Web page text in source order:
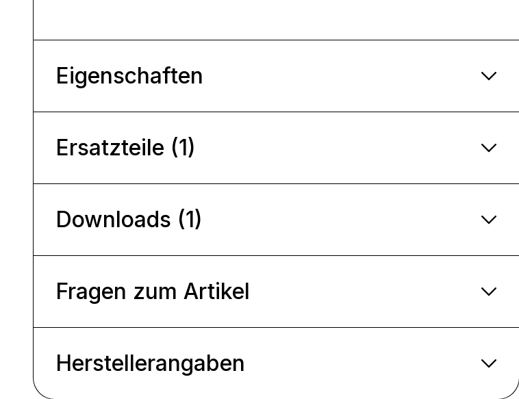
Eigenschaften
Ersatzteile (1)
Downloads (1)
Fragen zum Artikel
Herstellerangaben